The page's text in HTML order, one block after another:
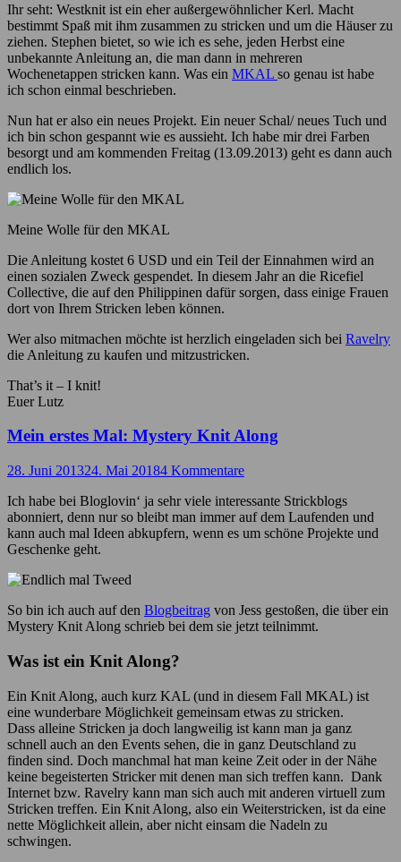
Ihr seht: Westknit ist ein eher außergewöhnlicher Kerl. Macht
bestimmt Spaß mit ihm zusammen zu stricken und um die Häuser zu
ziehen. Stephen bietet, so wie ich es sehe, jeden Herbst eine
unbekannte Anleitung an, die man dann in mehreren
Wochenetappen stricken kann. Was ein MKAL so genau ist habe
ich schon einmal beschrieben.
Nun hat er also ein neues Projekt. Ein neuer Schal/ neues Tuch und
ich bin schon gespannt wie es aussieht. Ich habe mir drei Farben
besorgt und am kommenden Freitag (13.09.2013) geht es dann auch
endlich los.
Meine Wolle für den MKAL
Die Anleitung kostet 6 USD und ein Teil der Einnahmen wird an
einen sozialen Zweck gespendet. In diesem Jahr an die Ricefiel
Collective, die auf den Philippinen dafür sorgen, dass einige Frauen
dort von Ihrem Stricken leben können.
Wer also mitmachen möchte ist herzlich eingeladen sich bei Ravelry
die Anleitung zu kaufen und mitzustricken.
That’s it – I knit!
Euer Lutz
Mein erstes Mal: Mystery Knit Along
28. Juni 201324. Mai 20184 Kommentare
Ich habe bei Bloglovin‘ ja sehr viele interessante Strickblogs
abonniert, denn nur so bleibt man immer auf dem Laufenden und
kann auch mal Ideen abkupfern, wenn es um schöne Projekte und
Geschenke geht.
So bin ich auch auf den Blogbeitrag von Jess gestoßen, die über ein
Mystery Knit Along schrieb bei dem sie jetzt teilnimmt.
Was ist ein Knit Along?
Ein Knit Along, auch kurz KAL (und in diesem Fall MKAL) ist
eine wunderbare Möglichkeit gemeinsam etwas zu stricken.
Dass alleine Stricken ja doch langweilig ist kann man ja ganz
schnell auch an den Events sehen, die in ganz Deutschland zu
finden sind. Doch manchmal hat man keine Zeit oder in der Nähe
keine begeisterten Stricker mit denen man sich treffen kann. Dank
Internet bzw. Ravelry kann man sich auch mit anderen virtuell zum
Stricken treffen. Ein Knit Along, also ein Weiterstricken, ist da eine
nette Möglichkeit allein, aber nicht einsam die Nadeln zu
schwingen.